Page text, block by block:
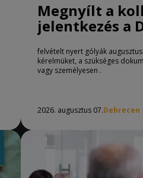
Megnyílt a
jelentkezés a
Egyetemen
felvételt nyert gólyák
kérelmüket, a szükséges
vagy személyesen .
2026. augusztus 07.Debrecen